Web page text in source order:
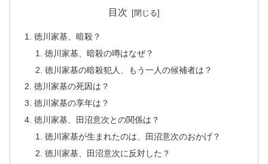
目次
徳川家基、暗殺？
徳川家基、暗殺の噂はなぜ？
徳川家基の暗殺犯人、もう一人の候補者は？
徳川家基の死因は？
徳川家基の享年は？
徳川家基、田沼意次との関係は？
徳川家基が生まれたのは、田沼意次のおかげ？
徳川家基、田沼意次に反対した？